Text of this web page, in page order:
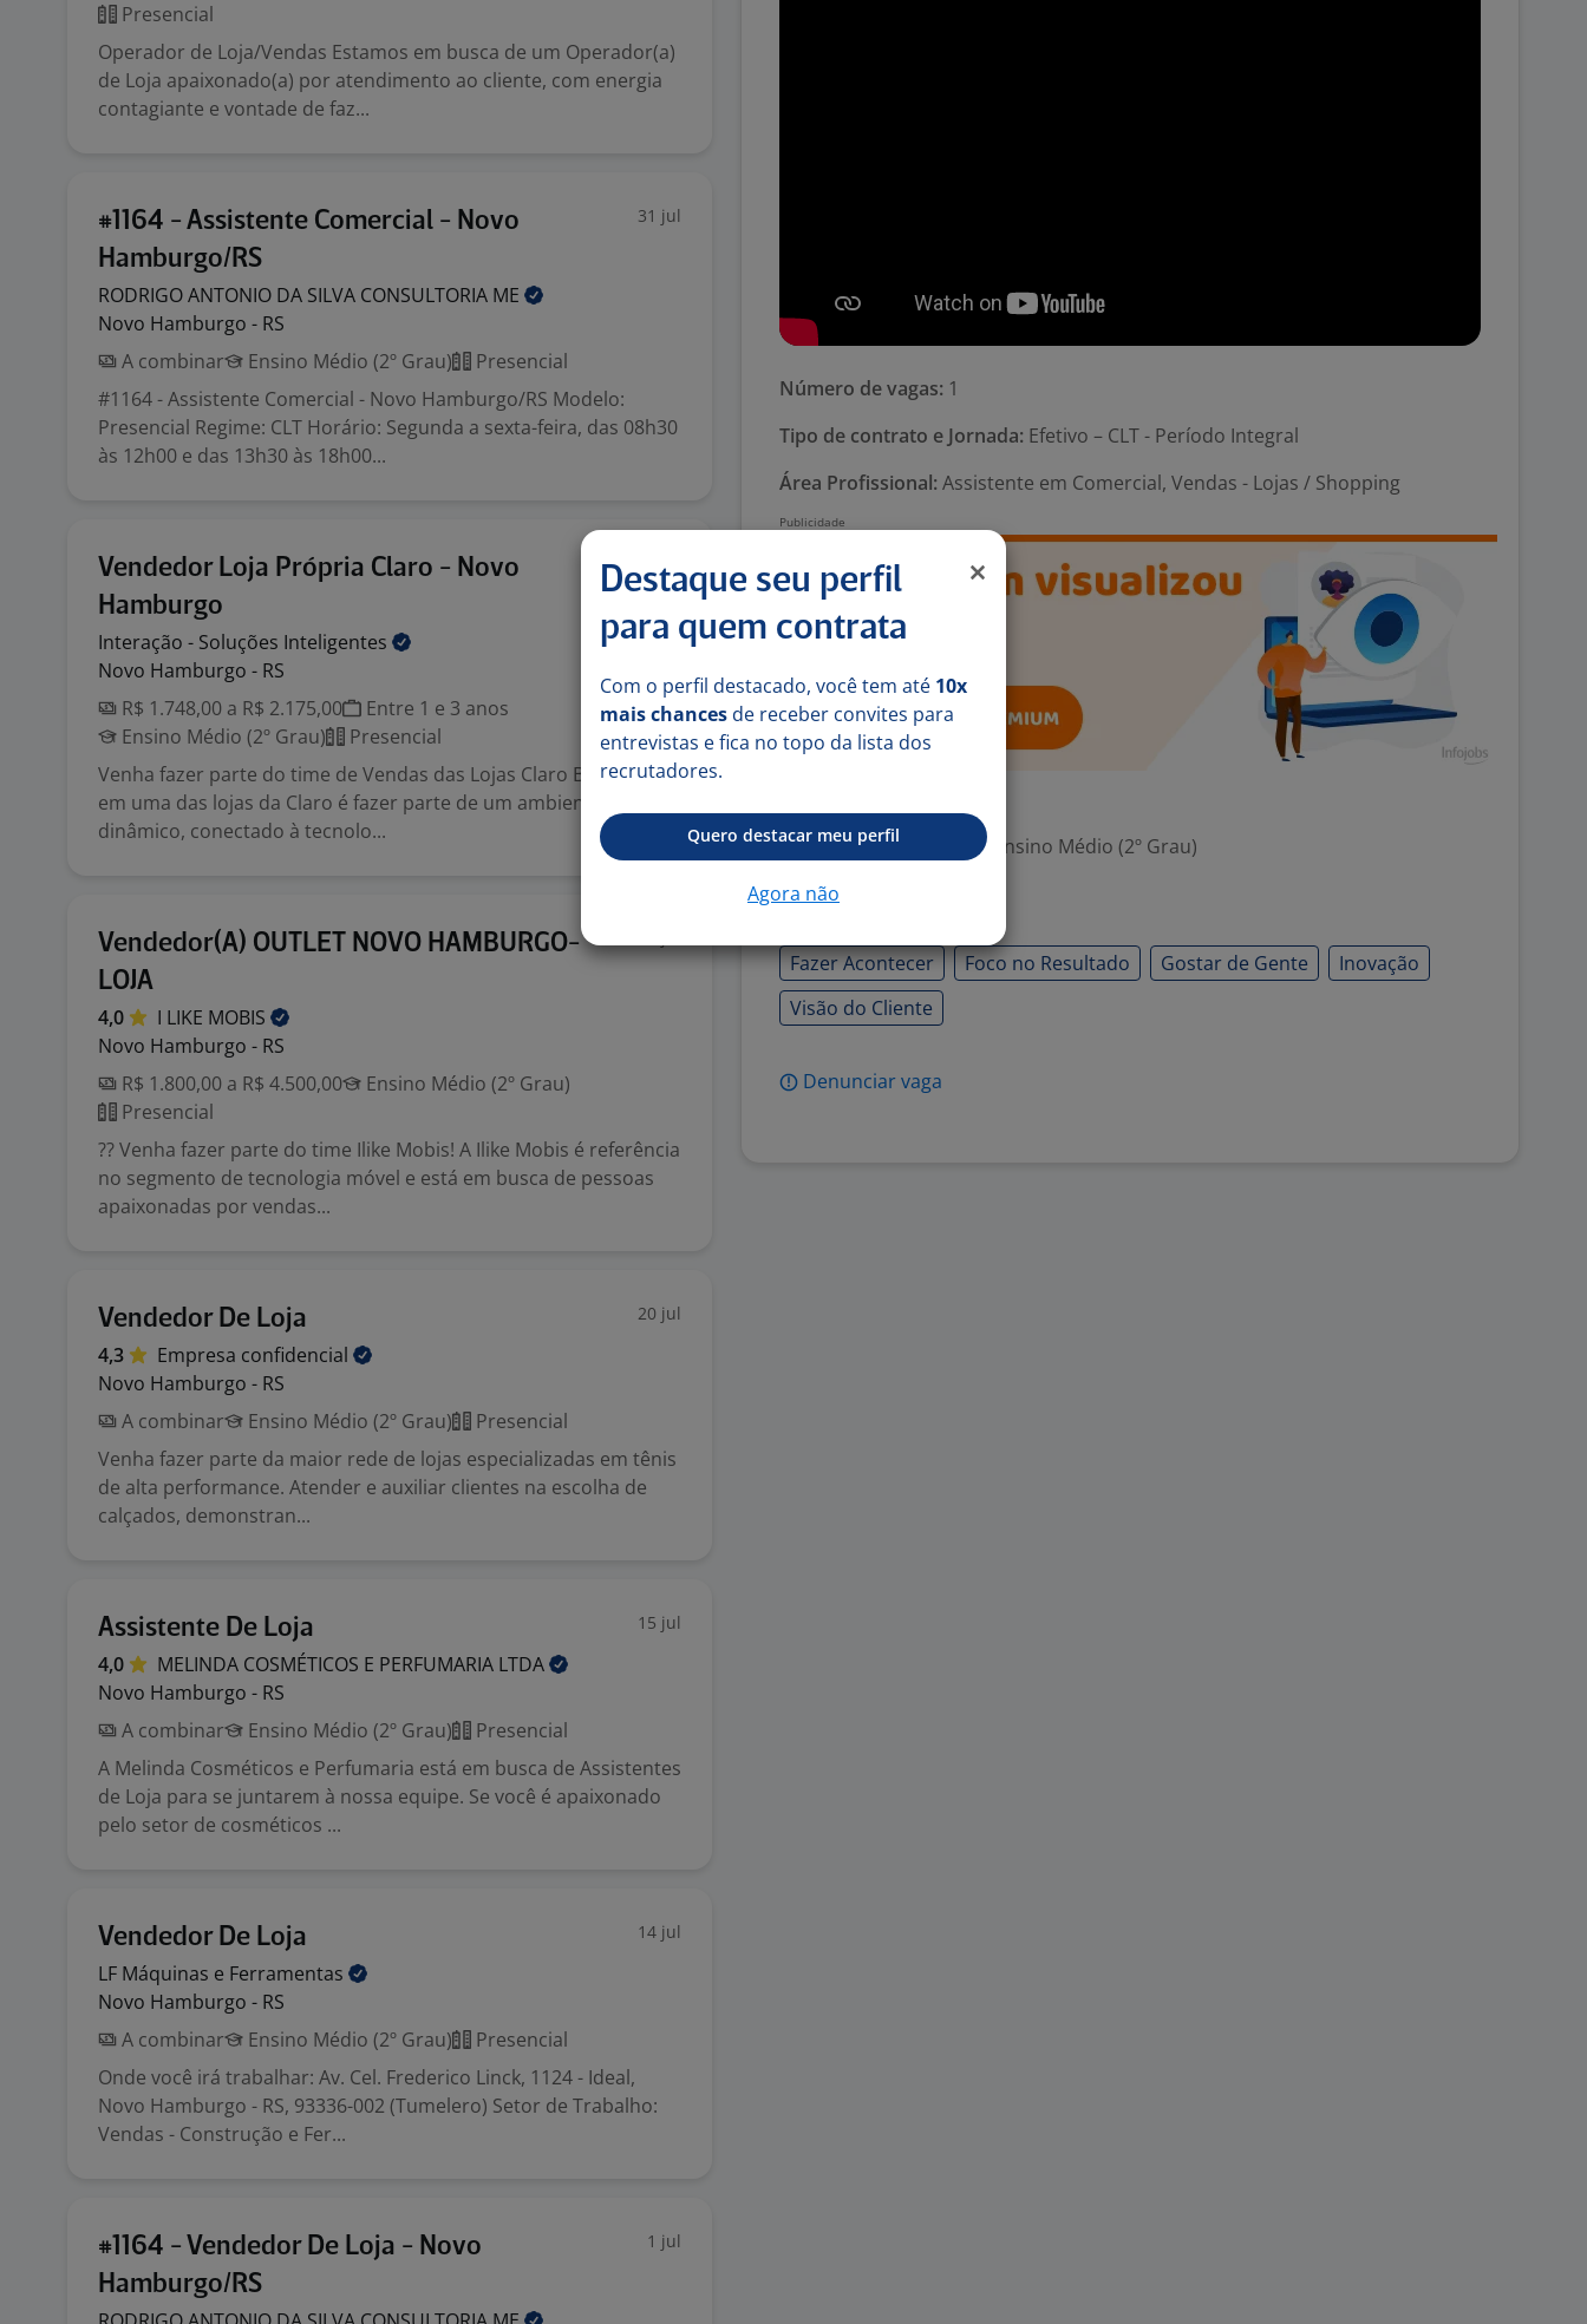
Presencial
Operador de Loja/Vendas Estamos em busca de um Operador(a)
de Loja apaixonado(a) por atendimento ao cliente, com energia
contagiante e vontade de faz...
#1164 - Assistente Comercial - Novo
Hamburgo/RS
31 jul
RODRIGO ANTONIO DA SILVA CONSULTORIA ME
Novo Hamburgo - RS
A combinar
Ensino Médio (2º Grau)
Presencial
#1164 - Assistente Comercial - Novo Hamburgo/RS Modelo:
Presencial Regime: CLT Horário: Segunda a sexta-feira, das 08h30
às 12h00 e das 13h30 às 18h00...
Vendedor Loja Própria Claro - Novo
Hamburgo
28 jul
Interação - Soluções Inteligentes
Novo Hamburgo - RS
R$ 1.748,00 a R$ 2.175,00
Entre 1 e 3 anos
Ensino Médio (2º Grau)
Presencial
Venha fazer parte do time de Vendas das Lojas Claro Brasil! Atuar
em uma das lojas da Claro é fazer parte de um ambiente
dinâmico, conectado à tecnolo...
Vendedor(A) OUTLET NOVO HAMBURGO-
LOJA
4,0 I LIKE MOBIS
Novo Hamburgo - RS
R$ 1.800,00 a R$ 4.500,00
Ensino Médio (2º Grau)
Presencial
?? Venha fazer parte do time Ilike Mobis! A Ilike Mobis é referência
no segmento de tecnologia móvel e está em busca de pessoas
apaixonadas por vendas...
Vendedor De Loja 20 jul
4,3 Empresa confidencial
Novo Hamburgo - RS
A combinar
Ensino Médio (2º Grau)
Presencial
Venha fazer parte da maior rede de lojas especializadas em tênis
de alta performance. Atender e auxiliar clientes na escolha de
calçados, demonstran...
Assistente De Loja 15 jul
4,0 MELINDA COSMÉTICOS E PERFUMARIA LTDA
Novo Hamburgo - RS
A combinar
Ensino Médio (2º Grau)
Presencial
A Melinda Cosméticos e Perfumaria está em busca de Assistentes
de Loja para se juntarem à nossa equipe. Se você é apaixonado
pelo setor de cosméticos ...
Vendedor De Loja 14 jul
LF Máquinas e Ferramentas
Novo Hamburgo - RS
A combinar
Ensino Médio (2º Grau)
Presencial
Onde você irá trabalhar: Av. Cel. Frederico Linck, 1124 - Ideal,
Novo Hamburgo - RS, 93336-002 (Tumelero) Setor de Trabalho:
Vendas - Construção e Fer...
#1164 - Vendedor De Loja - Novo
Hamburgo/RS
1 jul
Número de vagas: 1
Tipo de contrato e Jornada: Efetivo – CLT - Período Integral
Área Profissional: Assistente em Comercial, Vendas - Lojas / Shopping
Escolaridade Mínima: Ensino Médio (2º Grau)
Fazer Acontecer Foco no Resultado Gostar de Gente
Inovação
Visão do Cliente
Denunciar vaga
Destaque seu perfil
para quem contrata
Com o perfil destacado, você tem até 10x
mais chances de receber convites para
entrevistas e fica no topo da lista dos
recrutadores.
Quero destacar meu perfil
Agora não